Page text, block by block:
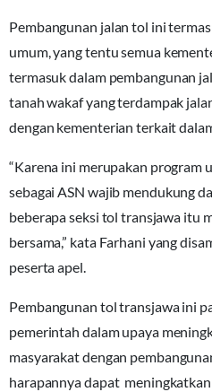
Pembangunan jalan tol ini
umum, yang tentu semua
termasuk dalam pembangunan
tanah wakaf yang terdampak
dengan kementerian terkait
“Karena ini merupakan program
sebagai ASN wajib mendukung
beberapa seksi tol transjawa itu
bersama,” kata Farhani yang
peserta apel.
Pembangunan tol transjawa ini
pemerintah dalam upaya
masyarakat dengan
harapannya dapat